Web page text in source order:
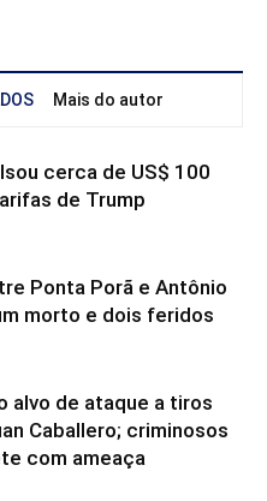
Mais do autor
cerca de US$ 100
de Trump
Ponta Porã e Antônio
morto e dois feridos
alvo de ataque a tiros
Caballero; criminosos
com ameaça